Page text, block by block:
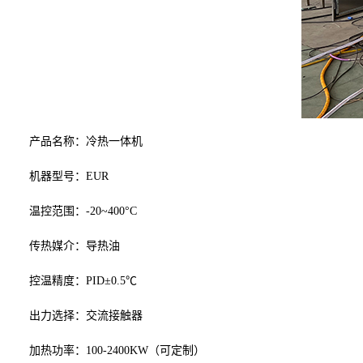
产品名称：冷热一体机
机器型号： EUR
温控范围： -20~400°C
传热媒介：导热油
控温精度：PID±0.5℃
出力选择：交流接触器
加热功率： 100-2400KW（可定制）